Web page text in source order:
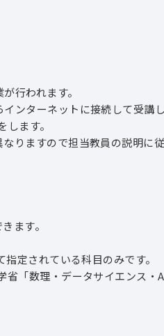
われます。
ターネットに接続して受講
ます。
すので担当教員の説明に従
ます。
されている科目のみです。
数理・データサイエンス・